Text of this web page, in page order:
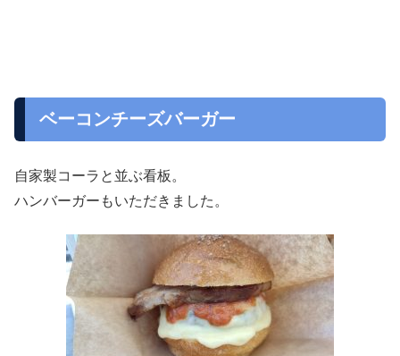
ベーコンチーズバーガー
自家製コーラと並ぶ看板。
ハンバーガーもいただきました。